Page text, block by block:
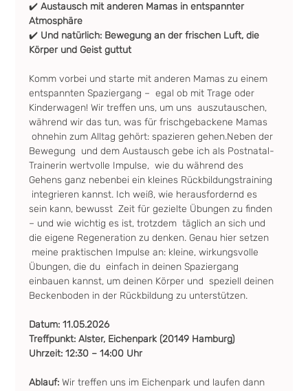
✔️ Austausch mit anderen Mamas in entspannter
Atmosphäre
✔️ Und natürlich: Bewegung an der frischen Luft, die
Körper und Geist guttut
Komm vorbei und starte mit anderen Mamas zu einem
entspannten Spaziergang –  egal ob mit Trage oder
Kinderwagen! Wir treffen uns, um uns  auszutauschen,
während wir das tun, was für frischgebackene Mamas
ohnehin zum Alltag gehört: spazieren gehen.Neben der
Bewegung  und dem Austausch gebe ich als Postnatal-
Trainerin wertvolle Impulse,  wie du während des
Gehens ganz nebenbei ein kleines Rückbildungstraining
integrieren kannst. Ich weiß, wie herausfordernd es
sein kann, bewusst  Zeit für gezielte Übungen zu finden
– und wie wichtig es ist, trotzdem  täglich an sich und
die eigene Regeneration zu denken. Genau hier setzen
meine praktischen Impulse an: kleine, wirkungsvolle
Übungen, die du  einfach in deinen Spaziergang
einbauen kannst, um deinen Körper und  speziell deinen
Beckenboden in der Rückbildung zu unterstützen.
Datum: 11.05.2026
Treffpunkt: Alster, Eichenpark (20149 Hamburg)
Uhrzeit: 12:30 – 14:00 Uhr
Ablauf: Wir treffen uns im Eichenpark und laufen dann